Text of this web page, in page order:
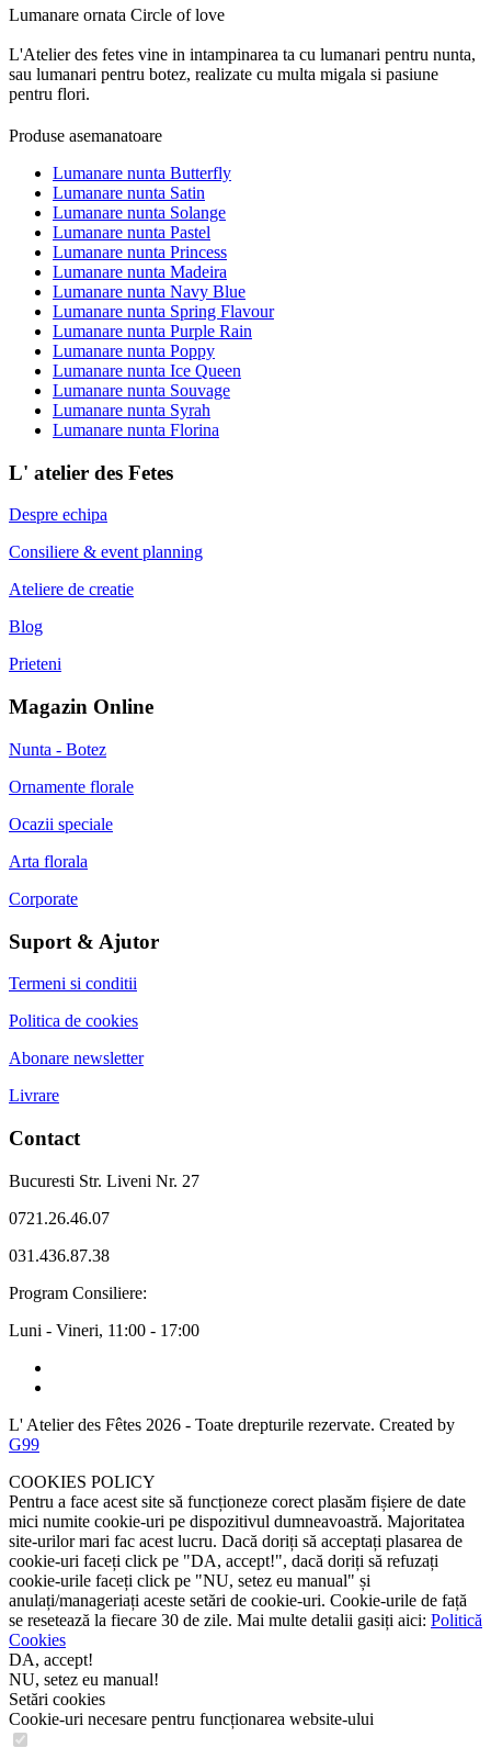
Lumanare ornata Circle of love
L'Atelier des fetes vine in intampinarea ta cu lumanari pentru nunta,
sau lumanari pentru botez, realizate cu multa migala si pasiune
pentru flori.
Produse asemanatoare
Lumanare nunta Butterfly
Lumanare nunta Satin
Lumanare nunta Solange
Lumanare nunta Pastel
Lumanare nunta Princess
Lumanare nunta Madeira
Lumanare nunta Navy Blue
Lumanare nunta Spring Flavour
Lumanare nunta Purple Rain
Lumanare nunta Poppy
Lumanare nunta Ice Queen
Lumanare nunta Souvage
Lumanare nunta Syrah
Lumanare nunta Florina
L' atelier des Fetes
Despre echipa
Consiliere & event planning
Ateliere de creatie
Blog
Prieteni
Magazin Online
Nunta - Botez
Ornamente florale
Ocazii speciale
Arta florala
Corporate
Suport & Ajutor
Termeni si conditii
Politica de cookies
Abonare newsletter
Livrare
Contact
Bucuresti Str. Liveni Nr. 27
0721.26.46.07
031.436.87.38
Program Consiliere:
Luni - Vineri, 11:00 - 17:00
L' Atelier des Fêtes 2026 - Toate drepturile rezervate. Created by
G99
COOKIES POLICY
Pentru a face acest site să funcționeze corect plasăm fișiere de date
mici numite cookie-uri pe dispozitivul dumneavoastră. Majoritatea
site-urilor mari fac acest lucru. Dacă doriți să acceptați plasarea de
cookie-uri faceți click pe "DA, accept!", dacă doriți să refuzați
cookie-urile faceți click pe "NU, setez eu manual" și
anulați/manageriați aceste setări de cookie-uri. Cookie-urile de față
se resetează la fiecare 30 de zile. Mai multe detalii gasiți aici: Politică
Cookies
DA, accept!
NU, setez eu manual!
Setări cookies
Cookie-uri necesare pentru funcționarea website-ului